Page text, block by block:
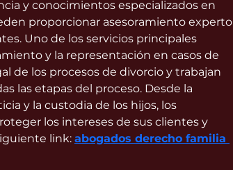
y conocimientos especializados en
proporcionar asesoramiento experto
Uno de los servicios principales
y la representación en casos de
de los procesos de divorcio y trabajan
las etapas del proceso. Desde la
y la custodia de los hijos, los
los intereses de sus clientes y
link: abogados derecho familia